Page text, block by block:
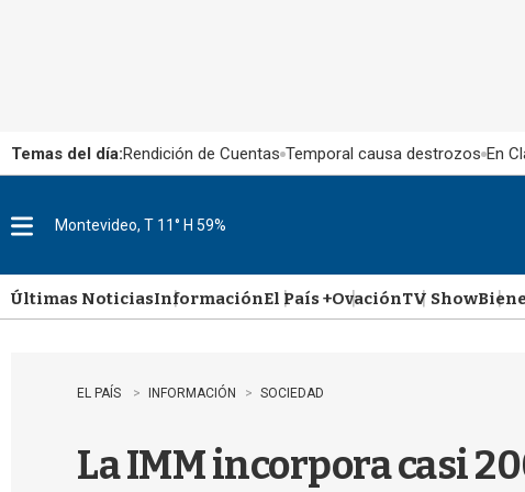
Temas del día:Rendición de Cuentas Temporal causa destrozos En
u
Montevideo, T 11° H 59%
Últimas NoticiasInformaciónEl País +OvaciónTV Show
EL PAÍS INFORMACIÓN SOCIEDAD
La IMM incorpora casi